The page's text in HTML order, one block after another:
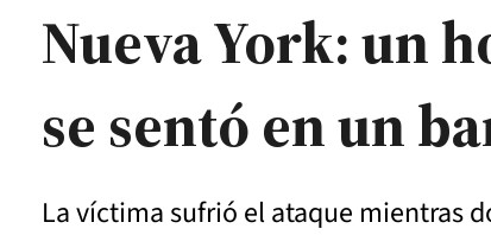
Nueva York: un
se sentó en un
La víctima sufrió el ataque mientras